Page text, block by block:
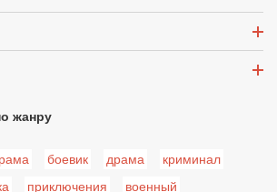
жанру
боевик драма
криминал
приключения военный